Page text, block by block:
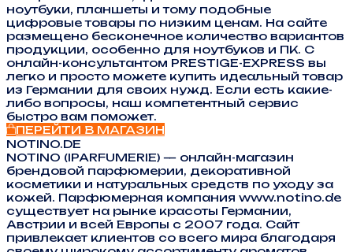
ноутбуки, планшеты и тому подобные
цифровые товары по низким ценам. На сайте
размещено бесконечное количество вариантов
продукции, особенно для ноутбуков и ПК. С
онлайн-консультантом PRESTIGE-EXPRESS вы
легко и просто можете купить идеальный товар
из Германии для своих нужд. Если есть какие-
либо вопросы, наш компетентный сервис
быстро вам поможет.
ПЕРЕЙТИ В МАГАЗИН
NOTINO.DE
NOTINO (IPARFUMERIE) — онлайн-магазин
брендовой парфюмерии, декоративной
косметики и натуральных средств по уходу за
кожей. Парфюмерная компания www.notino.de
существует на рынке красоты Германии,
Австрии и всей Европы с 2007 года. Сайт
привлекает клиентов со всего мира благодаря